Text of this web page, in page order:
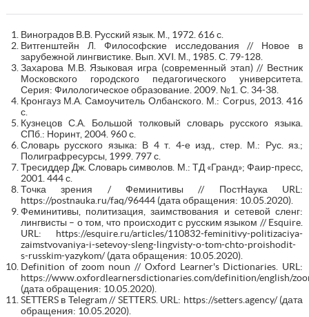
Виноградов В.В. Русский язык. М., 1972. 616 с.
Витгенштейн Л. Философские исследования // Новое в
зарубежной лингвистике. Вып. XVI. М., 1985. С. 79-128.
Захарова М.В. Языковая игра (современный этап) // Вестник
Московского городского педагогического университета.
Серия: Филологическое образование. 2009. №1. С. 34-38.
Кронгауз М.А. Самоучитель Олбанского. М.: Corpus, 2013. 416
с.
Кузнецов С.А. Большой толковый словарь русского языка.
СПб.: Норинт, 2004. 960 с.
Словарь русского языка: В 4 т. 4-е изд., стер. М.: Рус. яз.;
Полиграфресурсы, 1999. 797 с.
Тресиддер Дж. Словарь символов. М.: ТД «Гранд»; Фаир-пресс,
2001. 444 с.
Точка зрения / Феминитивы // ПостНаука URL:
https://postnauka.ru/faq/96444 (дата обращения: 10.05.2020).
Феминитивы, политизация, заимствования и сетевой сленг:
лингвисты – о том, что происходит с русским языком // Esquire.
URL: https://esquire.ru/articles/110832-feminitivy-politizaciya-
zaimstvovaniya-i-setevoy-sleng-lingvisty-o-tom-chto-proishodit-
s-russkim-yazykom/ (дата обращения: 10.05.2020).
Definition of zoom noun // Оxford Learner's Dictionaries. URL:
https://www.oxfordlearnersdictionaries.com/definition/english/
(дата обращения: 10.05.2020).
SETTERS в Telegram // SETTERS. URL: https://setters.agency/ (дата
обращения: 10.05.2020).